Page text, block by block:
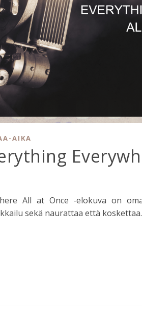
AIKA
All at Once -elokuva on
sekä naurattaa että koskettaa.